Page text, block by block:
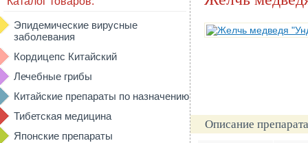
Эпидемические вирусные
заболевания
Кордицепс Китайский
Лечебные грибы
Китайские препараты по назначению
Тибетская медицина
Японские препараты
Описание